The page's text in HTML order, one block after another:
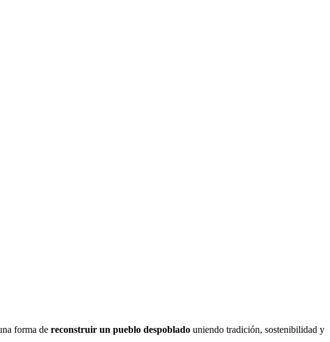
forma de reconstruir un pueblo despoblado uniendo tradición, sostenibilidad y